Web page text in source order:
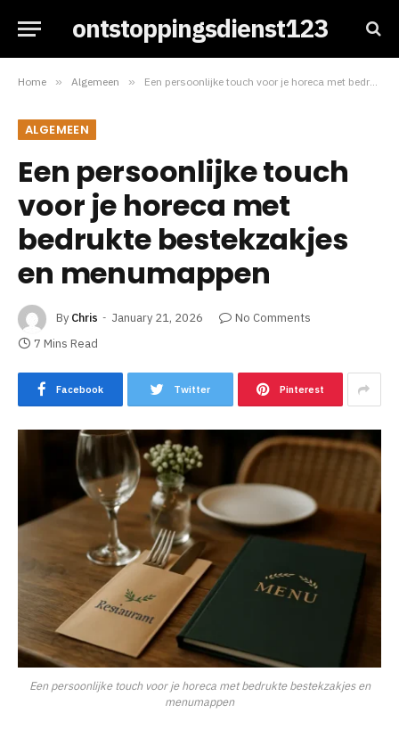
ontstoppingsdienst123
Home » Algemeen » Een persoonlijke touch voor je horeca met bedrukte bestekzakjes en menumappen
ALGEMEEN
Een persoonlijke touch
voor je horeca met
bedrukte bestekzakjes
en menumappen
By Chris January 21, 2026
No Comments
7 Mins Read
Facebook Twitter Pinterest
Een persoonlijke touch voor je horeca met bedrukte bestekzakjes en
menumappen